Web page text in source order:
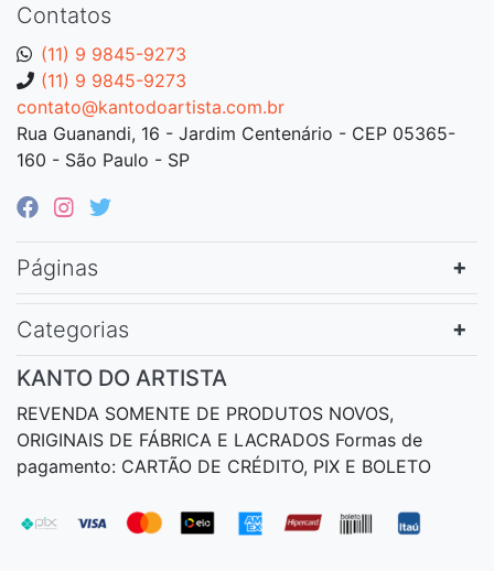
Contatos
(11) 9 9845-9273
(11) 9 9845-9273
contato@kantodoartista.com.br
Rua Guanandi, 16 - Jardim Centenário - CEP 05365-
160 - São Paulo - SP
Páginas
Categorias
KANTO DO ARTISTA
REVENDA SOMENTE DE PRODUTOS NOVOS,
ORIGINAIS DE FÁBRICA E LACRADOS Formas de
pagamento: CARTÃO DE CRÉDITO, PIX E BOLETO